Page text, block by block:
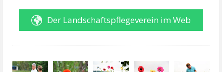
Der Landschaftspflegeverein im Web